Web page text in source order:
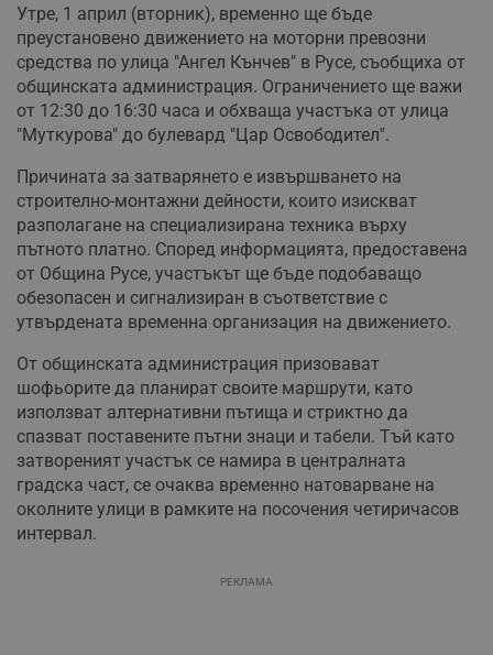
Утре, 1 април (вторник), временно ще бъде
преустановено движението на моторни превозни
средства по улица "Ангел Кънчев" в Русе, съобщиха от
общинската администрация. Ограничението ще важи
от 12:30 до 16:30 часа и обхваща участъка от улица
"Муткурова" до булевард "Цар Освободител".
Причината за затварянето е извършването на
строително-монтажни дейности, които изискват
разполагане на специализирана техника върху
пътното платно. Според информацията, предоставена
от Община Русе, участъкът ще бъде подобаващо
обезопасен и сигнализиран в съответствие с
утвърдената временна организация на движението.
От общинската администрация призовават
шофьорите да планират своите маршрути, като
използват алтернативни пътища и стриктно да
спазват поставените пътни знаци и табели. Тъй като
затвореният участък се намира в централната
градска част, се очаква временно натоварване на
околните улици в рамките на посочения четиричасов
интервал.
РЕКЛАМА